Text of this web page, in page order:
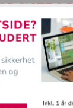
SISTE 9
2
og livsglede
lekre